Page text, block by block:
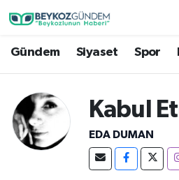
Gündem Siyaset Spor
Kabul
EDA DUMAN
Hava Durumu
Süper Lig Puan Durumu
Tüm Manşetler